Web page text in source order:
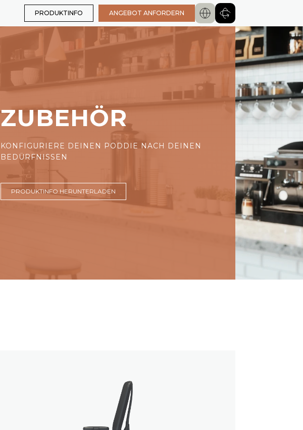
PRODUKTINFO ANGEBOT ANFORDERN
ZUBEHÖR
KONFIGURIERE DEINEN PODDIE NACH DEINEN
BEDÜRFNISSEN
PRODUKTINFO HERUNTERLADEN